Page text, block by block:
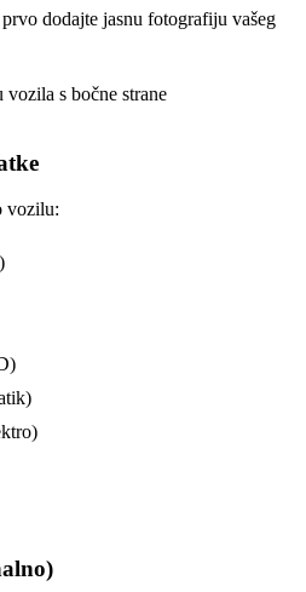
dodajte jasnu fotografiju vašeg
s bočne strane
vozilu: